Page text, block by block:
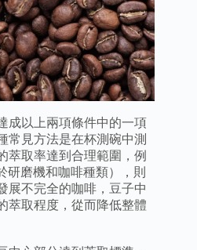
成以上兩項條件中的一項
常見方法是在杯測碗中測
萃取率達到合理範圍，例
研磨機和咖啡種類），則
展不完全的咖啡，豆子中
萃取程度，從而降低整體